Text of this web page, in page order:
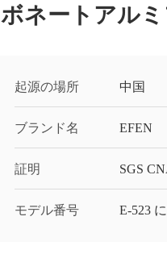
ボネートアル
起源の場所 中国
ブランド名 EFEN
証明 SGS
モデル番号 E-523